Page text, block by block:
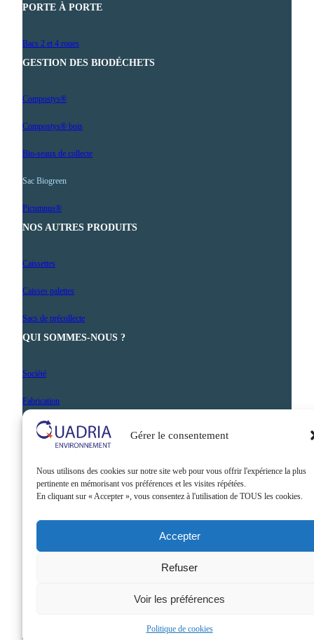
Gérer le consentement
Nous utilisons des cookies sur notre site web pour vous offrir l'expérience la plus
pertinente en mémorisant vos préférences et les visites répétées.
En cliquant sur « Accepter », vous consentez à l'utilisation de TOUS les cookies.
Accepter
Refuser
Voir les préférences
Politique de cookies
PORTE À PORTE
Bacs 2 et 4 roues
GESTION DES BIODÉCHETS
Compostys®
Compostys® bois
Bio-seaux de collecte
Sac Biogreen
Picumnus®
NOS AUTRES PRODUITS
Caissettes
Caisses palettes
Sacs de précollecte
QUI SOMMES-NOUS ?
Société
Fabrication
Nos prestations
Contact
Mentions